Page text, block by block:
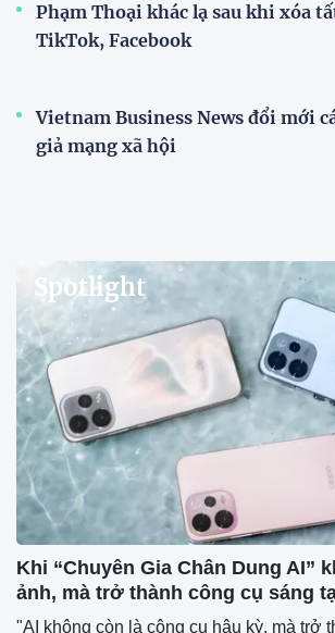
Phạm Thoại khác lạ sau khi xóa
TikTok, Facebook
Vietnam Business News đổi mới
giả mạng xã hội
Spotlight
Khi “Chuyên Gia Chân Dung AI”
ảnh, mà trở thành công cụ sáng
"AI không còn là công cụ hậu kỳ, mà trở